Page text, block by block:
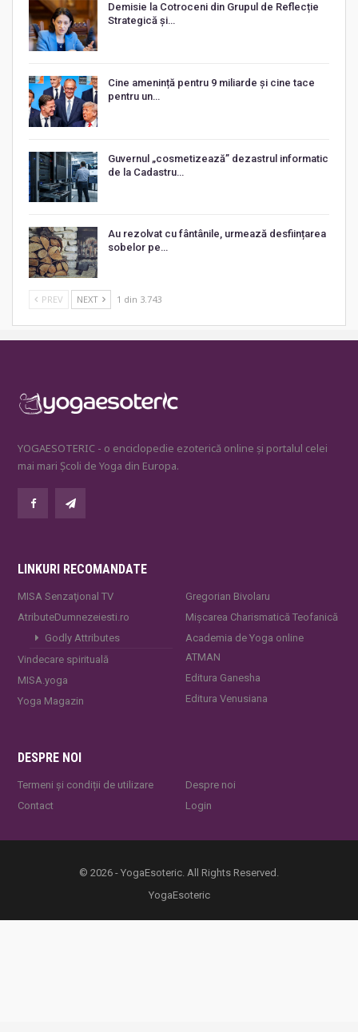
Demisie la Cotroceni din Grupul de Reflecție
Strategică și…
Cine amenință pentru 9 miliarde și cine tace
pentru un…
Guvernul „cosmetizează” dezastrul informatic
de la Cadastru…
Au rezolvat cu fântânile, urmează desființarea
sobelor pe…
PREV NEXT 1 din 3.743
YOGAESOTERIC - o enciclopedie ezoterică online și portalul celei
mai mari Școli de Yoga din Europa.
LINKURI RECOMANDATE
MISA Senzaţional TV
AtributeDumnezeiesti.ro
Godly Attributes
Vindecare spirituală
MISA.yoga
Yoga Magazin
Gregorian Bivolaru
Mișcarea Charismatică Teofanică
Academia de Yoga online
ATMAN
Editura Ganesha
Editura Venusiana
DESPRE NOI
Termeni și condiții de utilizare
Contact
Despre noi
Login
© 2026 - YogaEsoteric. All Rights Reserved.
YogaEsoteric